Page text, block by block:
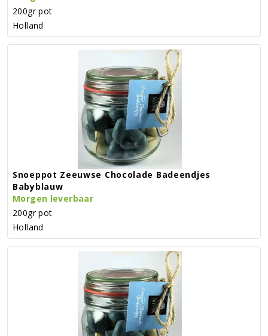
200gr pot
Holland
Snoeppot Zeeuwse Chocolade Badeendjes
Babyblauw
Morgen leverbaar
200gr pot
Holland